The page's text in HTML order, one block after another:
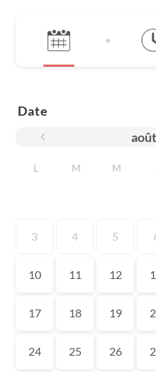
Date
août
L M M
3 4 5
10 11 12
17 18 19
24 25 26